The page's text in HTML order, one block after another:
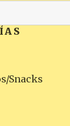
Snacks